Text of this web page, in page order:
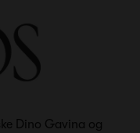
Dino Gavina og